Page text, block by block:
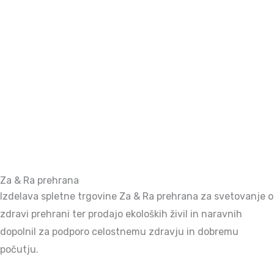
Za & Ra prehrana
Izdelava spletne trgovine Za & Ra prehrana za svetovanje o
zdravi prehrani ter prodajo ekoloških živil in naravnih
dopolnil za podporo celostnemu zdravju in dobremu
počutju.